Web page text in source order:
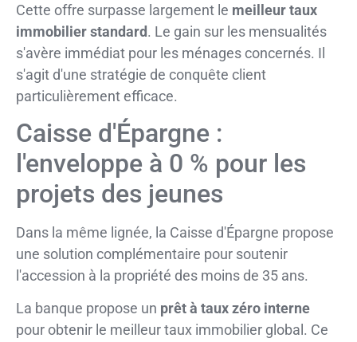
Cette offre surpasse largement le meilleur taux
immobilier standard. Le gain sur les mensualités
s'avère immédiat pour les ménages concernés. Il
s'agit d'une stratégie de conquête client
particulièrement efficace.
Caisse d'Épargne :
l'enveloppe à 0 % pour les
projets des jeunes
Dans la même lignée, la Caisse d'Épargne propose
une solution complémentaire pour soutenir
l'accession à la propriété des moins de 35 ans.
La banque propose un prêt à taux zéro interne
pour obtenir le meilleur taux immobilier global. Ce